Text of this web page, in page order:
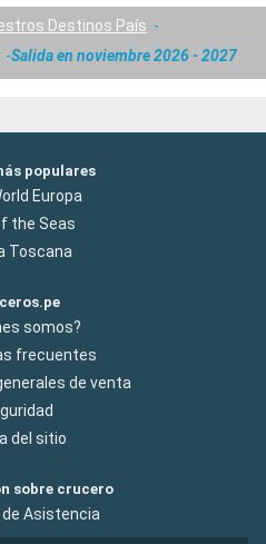
Destinos País
Salida en noviembre 2026 - 2027
populares
Europa
the Seas
Toscana
somos?
frecuentes
de venta
del sitio
sobre crucero
Asistencia